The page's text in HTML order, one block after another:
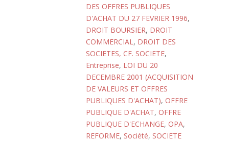
DES OFFRES PUBLIQUES
D'ACHAT DU 27 FEVRIER 1996,
DROIT BOURSIER, DROIT
COMMERCIAL, DROIT DES
SOCIETES, CF. SOCIETE,
Entreprise, LOI DU 20
DECEMBRE 2001 (ACQUISITION
DE VALEURS ET OFFRES
PUBLIQUES D'ACHAT), OFFRE
PUBLIQUE D'ACHAT, OFFRE
PUBLIQUE D'ECHANGE, OPA,
REFORME, Société, SOCIETE